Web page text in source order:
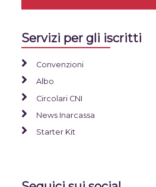
Servizi per gli iscritti
Convenzioni
Albo
Circolari CNI
News Inarcassa
Starter Kit